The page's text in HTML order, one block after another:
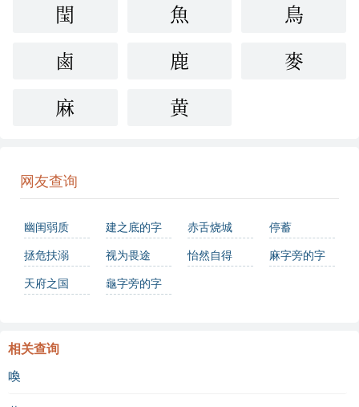
閠 魚
鳥
鹵
鹿
麥
麻
黄
网友查询
幽闺弱质 建之底的字 赤舌烧城
停蓄
拯危扶溺
视为畏途 怡然自得
麻字旁的字
天府之国
龜字旁的字
相关查询
喚